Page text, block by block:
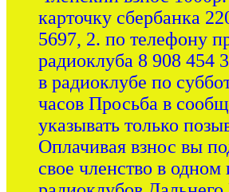
карточку сбербанка
5697, 2. по телефону
радиоклуба 8 908 454
в радиоклубе по
часов Просьба в
указывать только
Оплачивая взнос вы
свое членство в